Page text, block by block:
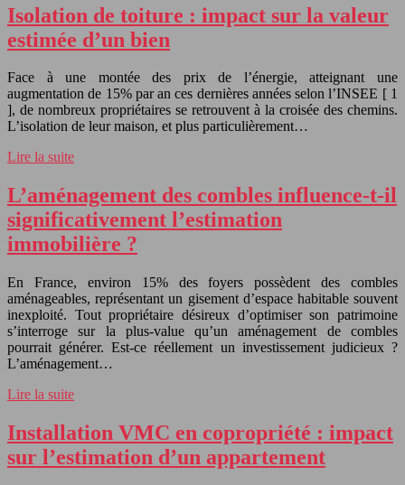
Isolation de toiture : impact sur la valeur
estimée d’un bien
Face à une montée des prix de l’énergie, atteignant une
augmentation de 15% par an ces dernières années selon l’INSEE [ 1
], de nombreux propriétaires se retrouvent à la croisée des chemins.
L’isolation de leur maison, et plus particulièrement…
Lire la suite
L’aménagement des combles influence-t-il
significativement l’estimation
immobilière ?
En France, environ 15% des foyers possèdent des combles
aménageables, représentant un gisement d’espace habitable souvent
inexploité. Tout propriétaire désireux d’optimiser son patrimoine
s’interroge sur la plus-value qu’un aménagement de combles
pourrait générer. Est-ce réellement un investissement judicieux ?
L’aménagement…
Lire la suite
Installation VMC en copropriété : impact
sur l’estimation d’un appartement